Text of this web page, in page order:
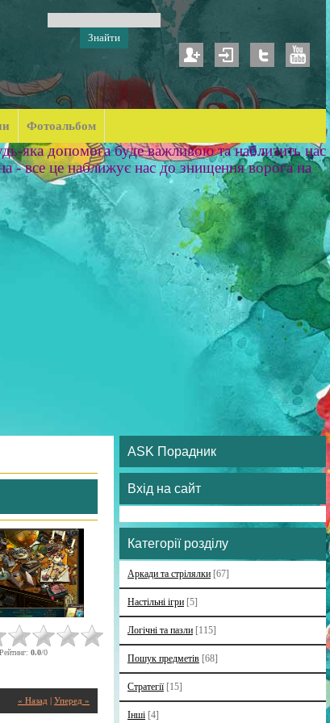
Фотоальбом
яка допомога буде важливою та наблизить нас
- все це наближує нас до знищення ворога на
Рейтинг: 0.0/0
« Назад Уперед »
ASK Порадник
Вхід на сайт
Категорії розділу
Аркади та стрілялки [67]
Настільні ігри [5]
Логічні та пазли [115]
Пошук предметів [68]
Стратегії [15]
Інші [4]